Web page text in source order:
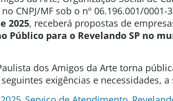
CNPJ/MF sob o nº 06.196.001/
2025, receberá propostas de
Público para o Revelando SP no
dos Amigos da Arte torna
exigências e necessidades,